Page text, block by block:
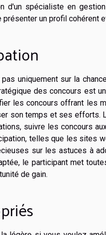
d'un spécialiste en
un profil cohérent
uniquement sur la
des concours est
les concours offrant les
son temps et ses efforts.
suivre les concours
telles que les sites
sur les astuces à
le participant met
de gain.